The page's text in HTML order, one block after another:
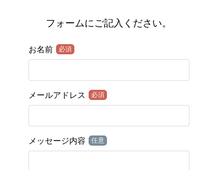
フォームにご記入ください。
お名前 必須
メールアドレス 必須
メッセージ内容 任意